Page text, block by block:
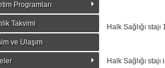
Programları
Takvimi
ve Ulaşım
Halk Sağlığı
Halk Sağlığı